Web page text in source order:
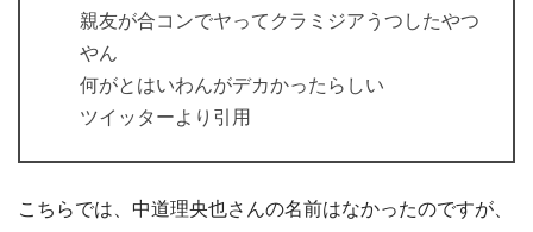
親友が合コンでヤってクラミジアうつしたやつ
やん
何がとはいわんがデカかったらしい
ツイッターより引用
こちらでは、中道理央也さんの名前はなかったのですが、